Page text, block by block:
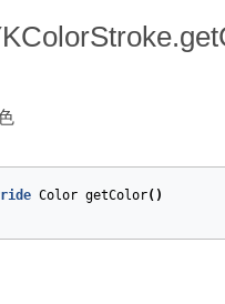
Color getColor()